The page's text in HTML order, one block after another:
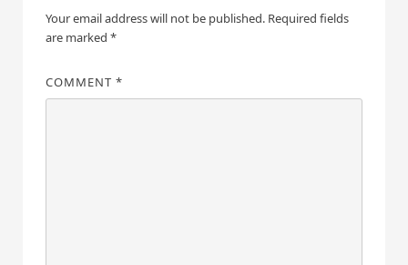
Your email address will not be published. Required fields
are marked *
COMMENT *